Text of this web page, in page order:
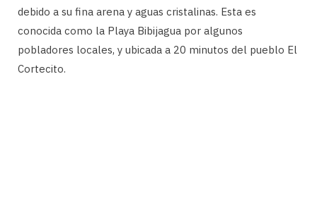
debido a su fina arena y aguas cristalinas. Esta es
conocida como la Playa Bibijagua por algunos
pobladores locales, y ubicada a 20 minutos del pueblo El
Cortecito.